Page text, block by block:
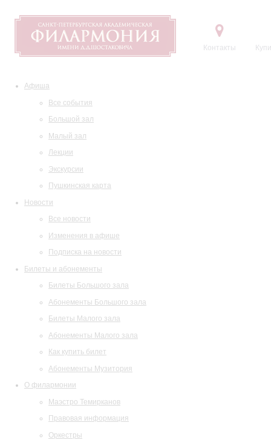
Контакты
Афиша
Все события
Большой зал
Малый зал
Лекции
Экскурсии
Пушкинская карта
Новости
Все новости
Изменения в афише
Подписка на новости
Билеты и абонементы
Билеты Большого зала
Абонементы Большого зала
Билеты Малого зала
Абонементы Малого зала
Как купить билет
Абонементы Музитория
О филармонии
Маэстро Темирканов
Правовая информация
Оркестры